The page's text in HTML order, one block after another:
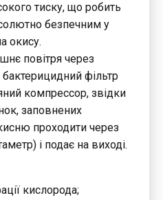
тиску, що робить
безпечним у
окису.
повітря через
фільтр
компрессор, звідки
заповнених
проходити через
і подає на виході.
кислорода;